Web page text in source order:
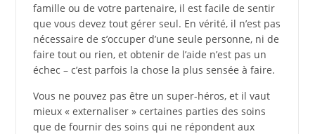
famille ou de votre partenaire, il est facile de sentir
que vous devez tout gérer seul. En vérité, il n’est pas
nécessaire de s’occuper d’une seule personne, ni de
faire tout ou rien, et obtenir de l’aide n’est pas un
échec – c’est parfois la chose la plus sensée à faire.
Vous ne pouvez pas être un super-héros, et il vaut
mieux « externaliser » certaines parties des soins
que de fournir des soins qui ne répondent aux